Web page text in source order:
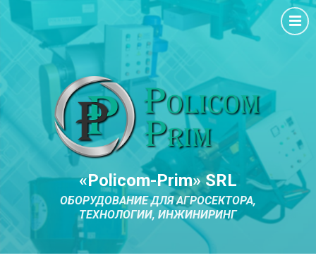
«Policom-Prim» SRL
ОБОРУДОВАНИЕ ДЛЯ АГРОСЕКТОРА,
ТЕХНОЛОГИИ, ИНЖИНИРИНГ